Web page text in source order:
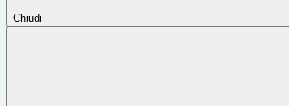
Chiudi